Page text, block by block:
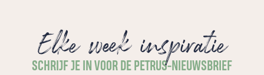
Elke week inspiratie
SCHRIJF JE IN VOOR DE PETRUS-NIEUWSBRIEF